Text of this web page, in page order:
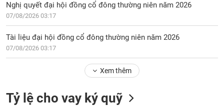
Nghị quyết đại hội đồng cổ đông thường niên năm 2026
07/08/2026 03:17
Tài liệu đại hội đồng cổ đông thường niên năm 2026
07/08/2026 03:17
Xem thêm
Tỷ lệ cho vay ký quỹ
Đào
tạo